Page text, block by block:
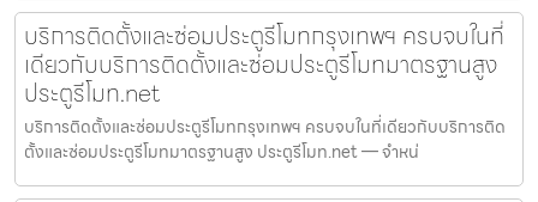
บริการติดตั้งและซ่อมประตูรีโมทกรุงเทพฯ ครบจบในที่
เดียวกับบริการติดตั้งและซ่อมประตูรีโมทมาตรฐานสูง
ประตูรีโมท.net
บริการติดตั้งและซ่อมประตูรีโมทกรุงเทพฯ ครบจบในที่เดียวกับบริการติด
ตั้งและซ่อมประตูรีโมทมาตรฐานสูง ประตูรีโมท.net — จำหน่